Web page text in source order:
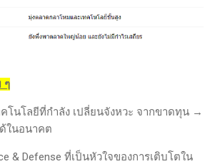
ๆ
คโนโลยีที่กำลัง เปลี่ยนจังหวะ จากขาดทุน →
ในอนาคต
& Defense ที่เป็นหัวใจของการเติบโตใน